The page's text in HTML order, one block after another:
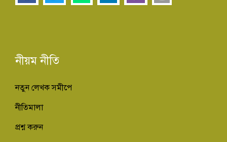
নীয়ম নীতি
নতুন লেখক সমীপে
নীতিমালা
প্রশ্ন করুন